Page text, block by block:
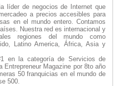
líder de negocios de Internet que
a precios accesibles para
en el mundo entero. Contamos
Nuestra red es internacional y
regiones del mundo como
Latino America, África, Asia y
en la categoría de Servicios de
Entrepreneur Magazine por 8to año
50 franquicias en el mundo de
500.